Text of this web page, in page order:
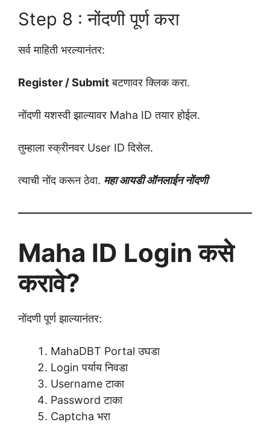
Step 8 : नोंदणी पूर्ण करा
सर्व माहिती भरल्यानंतर:
Register / Submitबटणावर क्लिक करा.
नोंदणी यशस्वी झाल्यावर Maha ID तयार होईल.
तुम्हाला स्क्रीनवर User ID दिसेल.
त्याची नोंद करून ठेवा. महा आयडी ऑनलाईन नोंदणी
Maha ID Login कसे
करावे?
नोंदणी पूर्ण झाल्यानंतर:
MahaDBT Portal उघडा
Login पर्याय निवडा
Username टाका
Password टाका
Captcha भरा